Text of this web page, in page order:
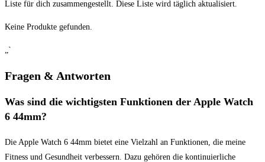
Liste für dich zusammengestellt. Diese Liste wird täglich​ aktualisiert. ​
Keine Produkte gefunden.
„`
Fragen &⁢ Antworten
Was‍ sind die⁤ wichtigsten Funktionen der Apple⁣ Watch
6 44mm?
Die Apple Watch 6 44mm ⁣bietet​ eine Vielzahl an Funktionen,⁣ die ⁢meine
⁢Fitness und Gesundheit ⁤verbessern. Dazu ​gehören die kontinuierliche